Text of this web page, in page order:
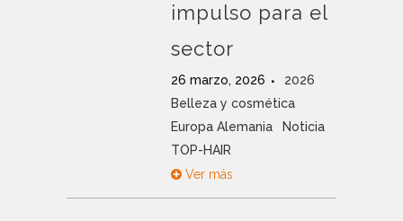
impulso para el
sector
26 marzo, 2026
2026
Belleza y cosmética
Europa Alemania
Noticia
TOP-HAIR
Ver más